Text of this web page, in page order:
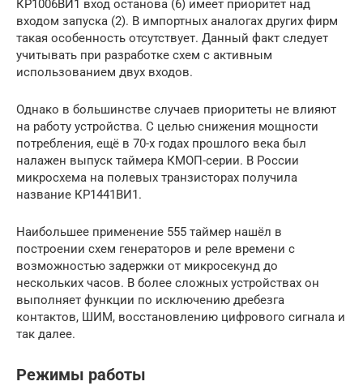
КР1006ВИ1 вход останова (6) имеет приоритет над
входом запуска (2). В импортных аналогах других фирм
такая особенность отсутствует. Данный факт следует
учитывать при разработке схем с активным
использованием двух входов.
Однако в большинстве случаев приоритеты не влияют
на работу устройства. С целью снижения мощности
потребления, ещё в 70-х годах прошлого века был
налажен выпуск таймера КМОП-серии. В России
микросхема на полевых транзисторах получила
название КР1441ВИ1.
Наибольшее применение 555 таймер нашёл в
построении схем генераторов и реле времени с
возможностью задержки от микросекунд до
нескольких часов. В более сложных устройствах он
выполняет функции по исключению дребезга
контактов, ШИМ, восстановлению цифрового сигнала и
так далее.
Режимы работы